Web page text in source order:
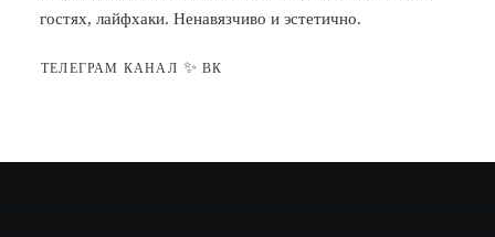
гостях, лайфхаки. Ненавязчиво и эстетично.
ТЕЛЕГРАМ КАНАЛ ✨ ВК